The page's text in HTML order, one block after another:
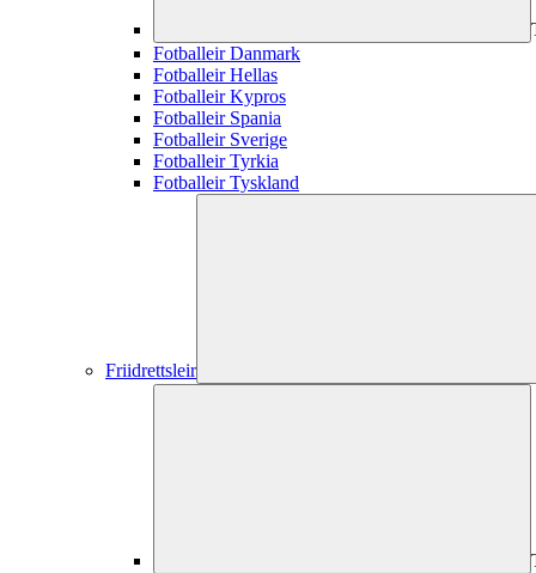
Fotballeir Danmark
Fotballeir Hellas
Fotballeir Kypros
Fotballeir Spania
Fotballeir Sverige
Fotballeir Tyrkia
Fotballeir Tyskland
Friidrettsleir